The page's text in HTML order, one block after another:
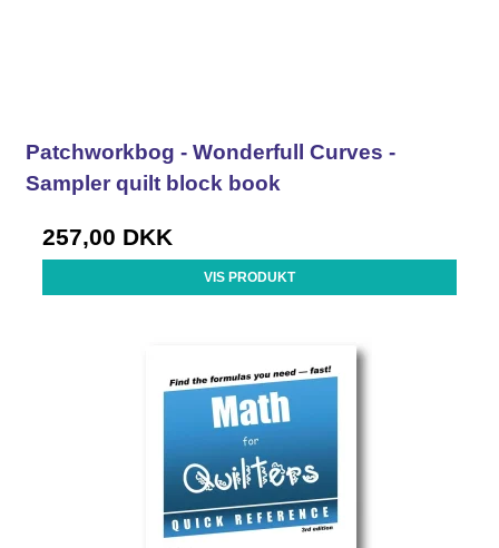
Patchworkbog - Wonderfull Curves -
Sampler quilt block book
257,00 DKK
VIS PRODUKT